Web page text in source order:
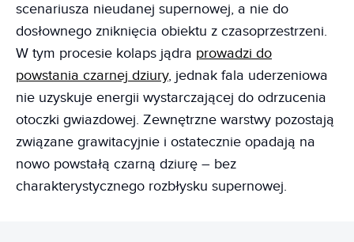
scenariusza nieudanej supernowej, a nie do
dosłownego zniknięcia obiektu z czasoprzestrzeni.
W tym procesie kolaps jądra prowadzi do
powstania czarnej dziury, jednak fala uderzeniowa
nie uzyskuje energii wystarczającej do odrzucenia
otoczki gwiazdowej. Zewnętrzne warstwy pozostają
związane grawitacyjnie i ostatecznie opadają na
nowo powstałą czarną dziurę – bez
charakterystycznego rozbłysku supernowej.